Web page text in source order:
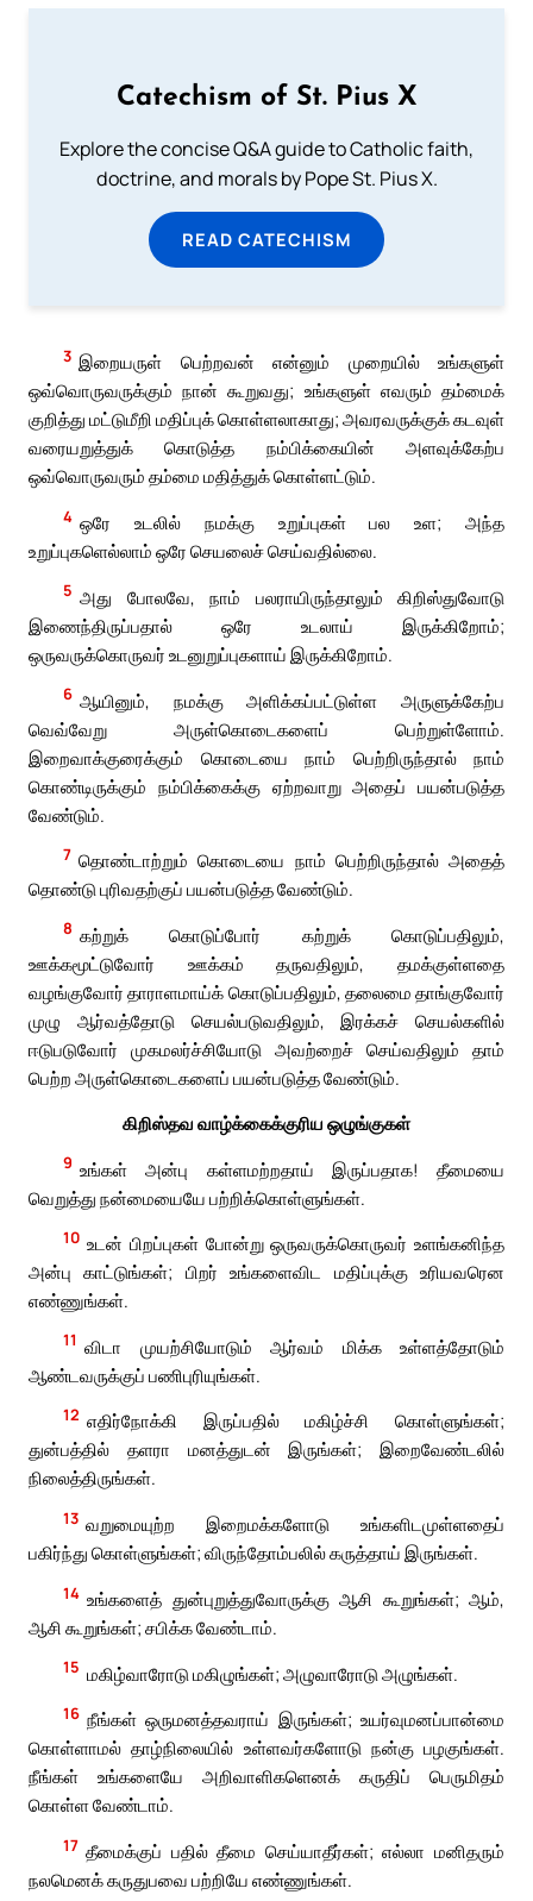
Catechism of St. Pius X
Explore the concise Q&A guide to Catholic faith,
doctrine, and morals by Pope St. Pius X.
READ CATECHISM
3 இறையருள் பெற்றவன் என்னும் முறையில் உங்களுள்
ஒவ்வொருவருக்கும் நான் கூறுவது; உங்களுள் எவரும் தம்மைக்
குறித்து மட்டுமீறி மதிப்புக் கொள்ளலாகாது; அவரவருக்குக் கடவுள்
வரையறுத்துக் கொடுத்த நம்பிக்கையின் அளவுக்கேற்ப
ஒவ்வொருவரும் தம்மை மதித்துக் கொள்ளட்டும்.
4 ஒரே உடலில் நமக்கு உறுப்புகள் பல உள; அந்த
உறுப்புகளெல்லாம் ஒரே செயலைச் செய்வதில்லை.
5 அது போலவே, நாம் பலராயிருந்தாலும் கிறிஸ்துவோடு
இணைந்திருப்பதால் ஒரே உடலாய் இருக்கிறோம்;
ஒருவருக்கொருவர் உடனுறுப்புகளாய் இருக்கிறோம்.
6 ஆயினும், நமக்கு அளிக்கப்பட்டுள்ள அருளுக்கேற்ப
வெவ்வேறு அருள்கொடைகளைப் பெற்றுள்ளோம்.
இறைவாக்குரைக்கும் கொடையை நாம் பெற்றிருந்தால் நாம்
கொண்டிருக்கும் நம்பிக்கைக்கு ஏற்றவாறு அதைப் பயன்படுத்த
வேண்டும்.
7 தொண்டாற்றும் கொடையை நாம் பெற்றிருந்தால் அதைத்
தொண்டு புரிவதற்குப் பயன்படுத்த வேண்டும்.
8 கற்றுக் கொடுப்போர் கற்றுக் கொடுப்பதிலும்,
ஊக்கமூட்டுவோர் ஊக்கம் தருவதிலும், தமக்குள்ளதை
வழங்குவோர் தாராளமாய்க் கொடுப்பதிலும், தலைமை தாங்குவோர்
முழு ஆர்வத்தோடு செயல்படுவதிலும், இரக்கச் செயல்களில்
ஈடுபடுவோர் முகமலர்ச்சியோடு அவற்றைச் செய்வதிலும் தாம்
பெற்ற அருள்கொடைகளைப் பயன்படுத்த வேண்டும்.
கிறிஸ்தவ வாழ்க்கைக்குரிய ஒழுங்குகள்
9 உங்கள் அன்பு கள்ளமற்றதாய் இருப்பதாக! தீமையை
வெறுத்து நன்மையையே பற்றிக்கொள்ளுங்கள்.
10 உடன் பிறப்புகள் போன்று ஒருவருக்கொருவர் உளங்கனிந்த
அன்பு காட்டுங்கள்; பிறர் உங்களைவிட மதிப்புக்கு உரியவரென
எண்ணுங்கள்.
11 விடா முயற்சியோடும் ஆர்வம் மிக்க உள்ளத்தோடும்
ஆண்டவருக்குப் பணிபுரியுங்கள்.
12 எதிர்நோக்கி இருப்பதில் மகிழ்ச்சி கொள்ளுங்கள்;
துன்பத்தில் தளரா மனத்துடன் இருங்கள்; இறைவேண்டலில்
நிலைத்திருங்கள்.
13 வறுமையுற்ற இறைமக்களோடு உங்களிடமுள்ளதைப்
பகிர்ந்து கொள்ளுங்கள்; விருந்தோம்பலில் கருத்தாய் இருங்கள்.
14 உங்களைத் துன்புறுத்துவோருக்கு ஆசி கூறுங்கள்; ஆம்,
ஆசி கூறுங்கள்; சபிக்க வேண்டாம்.
15 மகிழ்வாரோடு மகிழுங்கள்; அழுவாரோடு அழுங்கள்.
16 நீங்கள் ஒருமனத்தவராய் இருங்கள்; உயர்வுமனப்பான்மை
கொள்ளாமல் தாழ்நிலையில் உள்ளவர்களோடு நன்கு பழகுங்கள்.
நீங்கள் உங்களையே அறிவாளிகளெனக் கருதிப் பெருமிதம்
கொள்ள வேண்டாம்.
17 தீமைக்குப் பதில் தீமை செய்யாதீர்கள்; எல்லா மனிதரும்
நலமெனக் கருதுபவை பற்றியே எண்ணுங்கள்.